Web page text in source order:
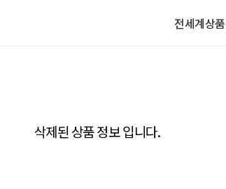
전세계상품
삭제된 상품 정보 입니다.